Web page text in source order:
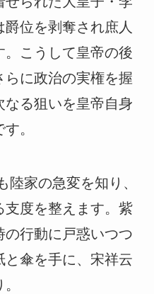
位を剥奪され庶人
。こうして皇帝の後
らに政治の実権を握
なる狙いを皇帝自身
。
家の急変を知り、
支度を整えます。紫
行動に戸惑いつつ
と傘を手に、宋祥云